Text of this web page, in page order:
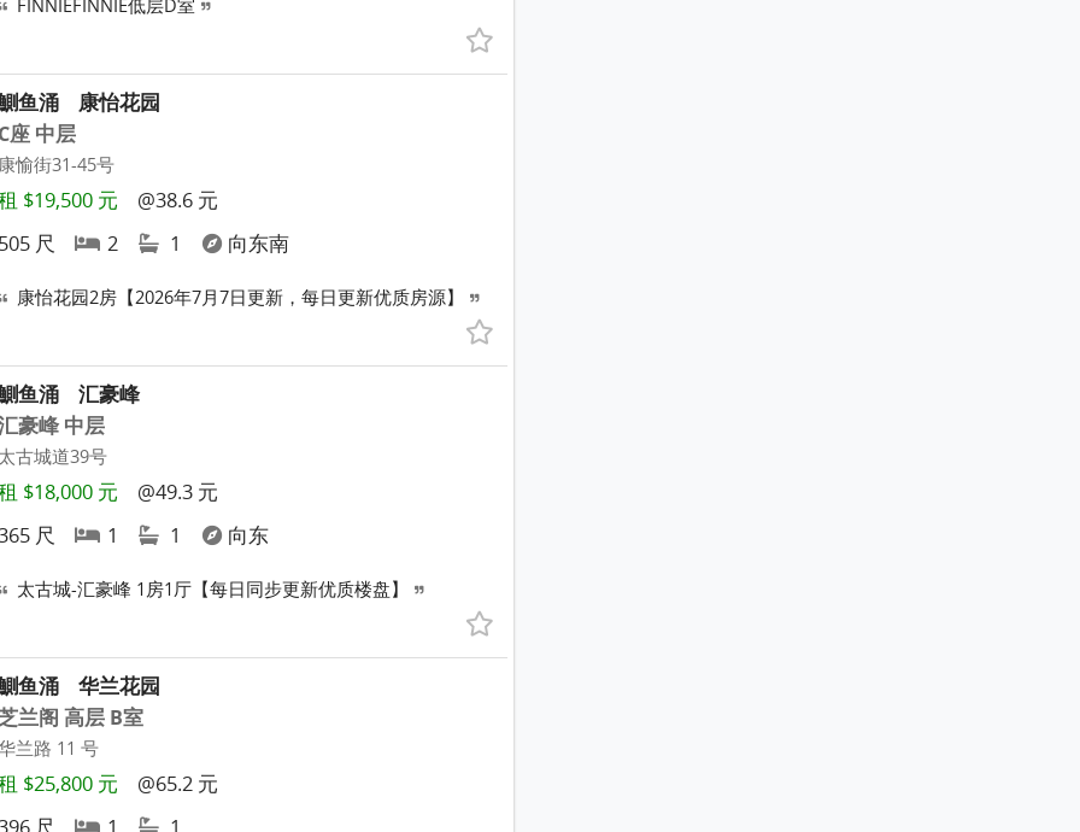
鱼涌
康怡花园
座 中层
愉街31-45号
$19,500 元
@38.6 元
尺
2 1 向东南
康怡花园2房【2026年7月7日更新，每日更新优质房源】
鱼涌
汇豪峰
豪峰 中层
古城道39号
$18,000 元
@49.3 元
尺
1 1 向东
太古城-汇豪峰 1房1厅【每日同步更新优质楼盘】
鱼涌
华兰花园
兰阁 高层 B室
兰路 11 号
$25,800 元
@65.2 元